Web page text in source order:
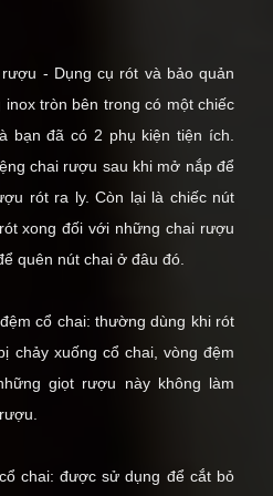
- Dụng cụ rót và bảo quản
tròn bên trong có một chiếc
bạn đã có 2 phụ kiện tiện ích.
chai rượu sau khi mở nắp để
rót ra ly. Còn lại là chiếc nút
xong đối với những chai rượu
quên nút chai ở đâu đó.
cổ chai: thường dùng khi rót
chảy xuống cổ chai, vòng đệm
giọt rượu này không làm
chai: được sử dụng để cắt bỏ